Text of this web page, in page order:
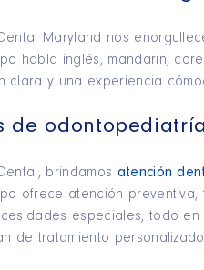
Maryland nos
habla inglés, mandarín,
clara y una experiencia
de odontopediatría
brindamos atención
ofrece atención
especiales, todo
de tratamiento